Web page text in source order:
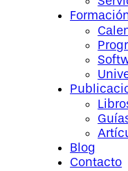
Blog
Contacto